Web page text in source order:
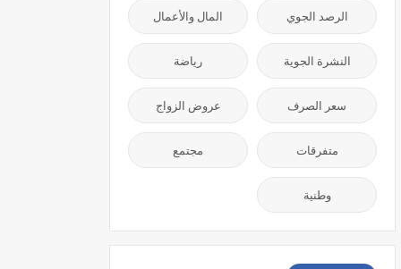
الرصد الجوي المال والأعمال
النشرة الجوية رياضة
سعر الصرف عروض الزواج
متفرقات مجتمع
وطنية